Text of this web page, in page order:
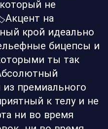
не
на
крой идеально
бицепсы и
ты так
премиального
к телу и не
ни во время